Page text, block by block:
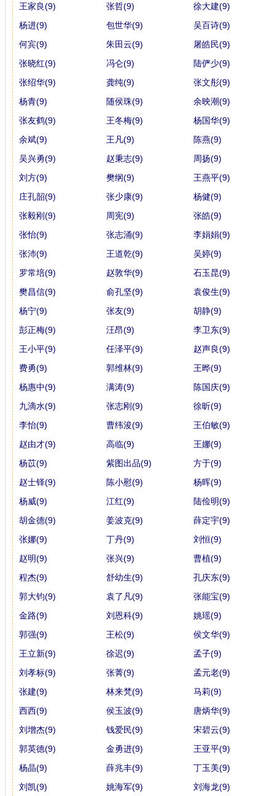
王家良(9)
张哲(9)
徐大建(9)
杨进(9)
包世华(9)
吴百诗(9)
何宾(9)
朱田云(9)
屠皓民(9)
张晓红(9)
冯仑(9)
陆俨少(9)
张绍华(9)
龚纯(9)
张文彤(9)
杨青(9)
随侯珠(9)
余映潮(9)
张友鹤(9)
王冬梅(9)
杨国华(9)
余斌(9)
王凡(9)
陈燕(9)
吴兴勇(9)
赵秉志(9)
周扬(9)
刘方(9)
樊纲(9)
王燕平(9)
庄孔韶(9)
张少康(9)
杨健(9)
张毅刚(9)
周宪(9)
张皓(9)
张怡(9)
张志涌(9)
李娟娟(9)
张沛(9)
王道乾(9)
吴婷(9)
罗常培(9)
赵敦华(9)
石玉昆(9)
樊昌信(9)
俞孔坚(9)
袁俊生(9)
杨宁(9)
张友(9)
胡静(9)
彭正梅(9)
汪昂(9)
李卫东(9)
王小平(9)
任泽平(9)
赵声良(9)
费勇(9)
郭维林(9)
王晔(9)
杨惠中(9)
满涛(9)
陈国庆(9)
九滴水(9)
张志刚(9)
徐昕(9)
李怡(9)
曹纬浚(9)
王伯敏(9)
赵由才(9)
高临(9)
王娜(9)
杨苡(9)
紫图出品(9)
方于(9)
赵士铎(9)
陈小慰(9)
杨晖(9)
杨威(9)
江红(9)
陆俭明(9)
胡金德(9)
姜波克(9)
薛定宇(9)
张娜(9)
丁丹(9)
刘恒(9)
赵明(9)
张兴(9)
曹植(9)
程杰(9)
舒幼生(9)
孔庆东(9)
郭大钧(9)
袁了凡(9)
张能宝(9)
金路(9)
刘恩科(9)
姚瑶(9)
郭强(9)
王松(9)
侯文华(9)
王立新(9)
徐迟(9)
孟子(9)
刘孝标(9)
张菁(9)
孟元老(9)
张建(9)
林来梵(9)
马莉(9)
西西(9)
侯玉波(9)
唐炳华(9)
刘增杰(9)
钱爱民(9)
宋碧云(9)
郭英德(9)
金勇进(9)
王亚平(9)
杨晶(9)
薛兆丰(9)
丁玉美(9)
刘凯(9)
姚海军(9) 刘海龙(9)